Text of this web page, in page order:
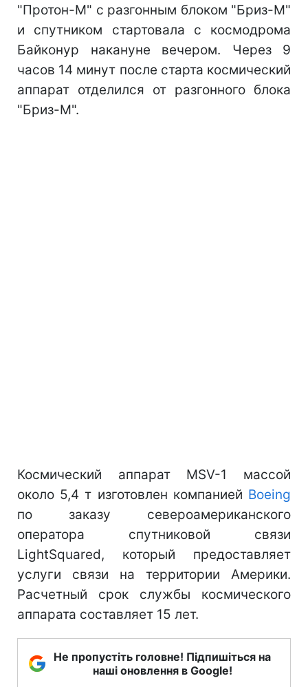
"Протон-М" с разгонным блоком "Бриз-М"
и спутником стартовала с космодрома
Байконур накануне вечером. Через 9
часов 14 минут после старта космический
аппарат отделился от разгонного блока
"Бриз-М".
Космический аппарат MSV-1 массой
около 5,4 т изготовлен компанией Boeing
по заказу североамериканского
оператора спутниковой связи
LightSquared, который предоставляет
услуги связи на территории Америки.
Расчетный срок службы космического
аппарата составляет 15 лет.
Не пропустіть головне! Підпишіться на
наші оновлення в Google!